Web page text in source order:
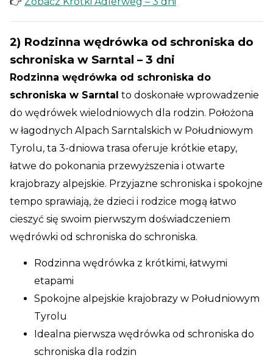
2) Rodzinna wędrówka od schroniska do
schroniska w Sarntal – 3 dni
Rodzinna wędrówka od schroniska do
schroniska w Sarntal to doskonałe wprowadzenie
do wędrówek wielodniowych dla rodzin. Położona
w łagodnych Alpach Sarntalskich w Południowym
Tyrolu, ta 3-dniowa trasa oferuje krótkie etapy,
łatwe do pokonania przewyższenia i otwarte
krajobrazy alpejskie. Przyjazne schroniska i spokojne
tempo sprawiają, że dzieci i rodzice mogą łatwo
cieszyć się swoim pierwszym doświadczeniem
wędrówki od schroniska do schroniska.
Rodzinna wędrówka z krótkimi, łatwymi
etapami
Spokojne alpejskie krajobrazy w Południowym
Tyrolu
Idealna pierwsza wędrówka od schroniska do
schroniska dla rodzin